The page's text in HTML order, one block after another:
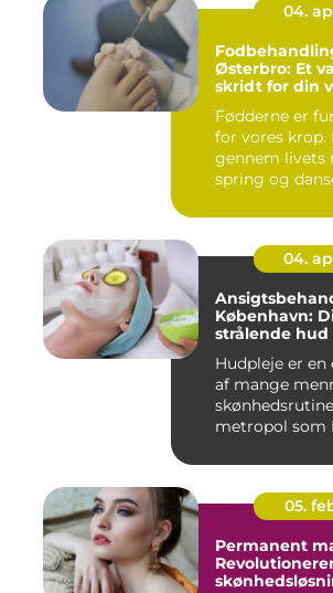
04.
Østerbro: Et
skridt for din
Fødderne er
for vores
gennem livets
spring og
04.
København:
strålende hud
Hudpleje er en
af mange
metropol som
05.
Permanent